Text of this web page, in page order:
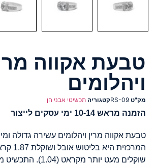
טבעת אקווה
ויהלומים
מק"ט RS-09קטגוריה תכשיטי אבני חן
הזמנה מראש 10-14 ימי עסקים לייצור
טבעת אקווה מרין ויהלומים עשירה גדולה
המרכזית
שוקלים מעט יותר מקראט